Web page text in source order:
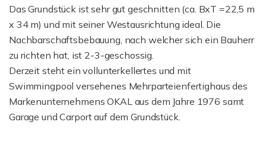
Das Grundstück ist sehr gut geschnitten (ca. BxT =22,5 m
x 34 m) und mit seiner Westausrichtung ideal. Die
Nachbarschaftsbebauung, nach welcher sich ein Bauherr
zu richten hat, ist 2-3-geschossig.
Derzeit steht ein vollunterkellertes und mit
Swimmingpool versehenes Mehrparteienfertighaus des
Markenunternehmens OKAL aus dem Jahre 1976 samt
Garage und Carport auf dem Grundstück.